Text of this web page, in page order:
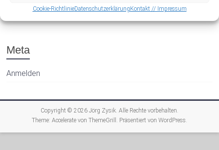
Cookie-RichtlinieDatenschutzerklärung Kontakt // Impressum
Archiv
Meta
Anmelden
Copyright © 2026 Jörg Zysik. Alle Rechte vorbehalten.
Theme: Acceleratevon ThemeGrill. Präsentiert von WordPress.